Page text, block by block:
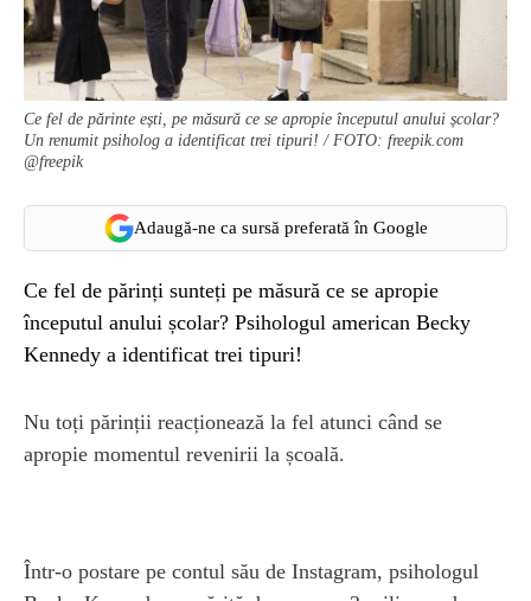
Ce fel de părinte ești, pe măsură ce se apropie începutul anului școlar?
Un renumit psiholog a identificat trei tipuri! / FOTO: freepik.com
@freepik
Adaugă-ne ca sursă preferată în Google
Ce fel de părinți sunteți pe măsură ce se apropie
începutul anului școlar? Psihologul american Becky
Kennedy a identificat trei tipuri!
Nu toți părinții reacționează la fel atunci când se
apropie momentul revenirii la școală.
Într-o postare pe contul său de Instagram, psihologul